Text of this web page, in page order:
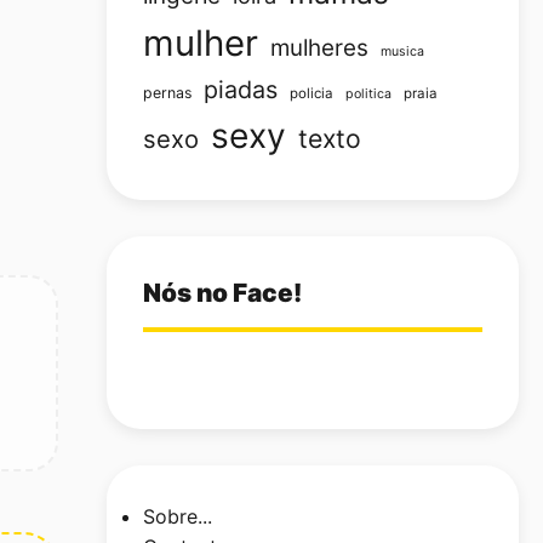
mulher mulheres musica
pernas piadas policia politica praia
sexo sexy texto
Nós no Face!
Sobre...